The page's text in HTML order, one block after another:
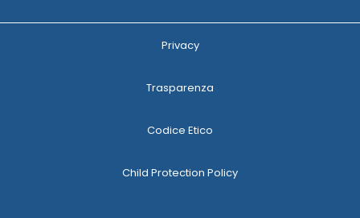
Privacy
Trasparenza
Codice Etico
Child Protection Policy